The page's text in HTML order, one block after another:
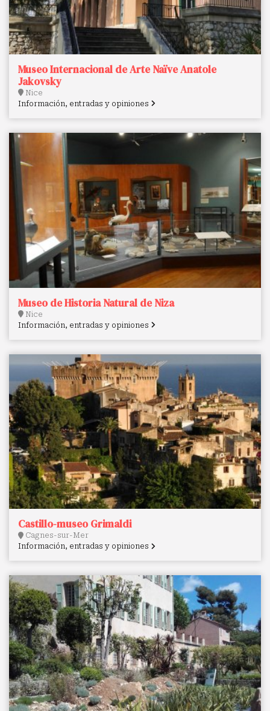
Museo Internacional de Arte Naïve Anatole
Jakovsky
Nice
Información, entradas y opiniones
Museo de Historia Natural de Niza
Nice
Información, entradas y opiniones
Castillo-museo Grimaldi
Cagnes-sur-Mer
Información, entradas y opiniones